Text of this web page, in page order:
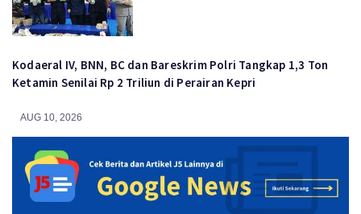
Kodaeral IV, BNN, BC dan Bareskrim Polri Tangkap 1,3 Ton
Ketamin Senilai Rp 2 Triliun di Perairan Kepri
AUG 10, 2026